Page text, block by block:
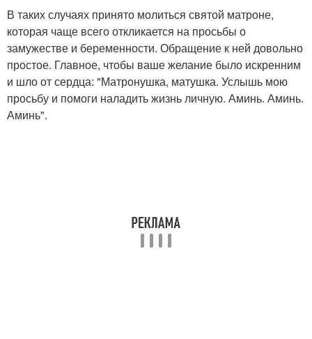
В таких случаях принято молиться святой матроне,
которая чаще всего откликается на просьбы о
замужестве и беременности. Обращение к ней довольно
простое. Главное, чтобы ваше желание было искренним
и шло от сердца: "Матронушка, матушка. Услышь мою
просьбу и помоги наладить жизнь личную. Аминь. Аминь.
Аминь".